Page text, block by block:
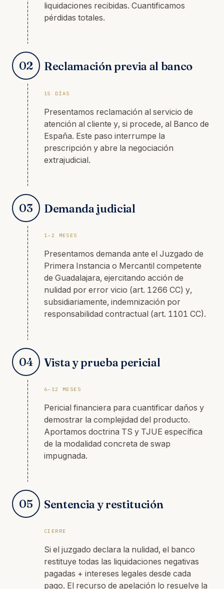
liquidaciones recibidas. Cuantificamos
pérdidas totales.
02 Reclamación previa al banco
15 DÍAS
Presentamos reclamación al servicio de
atención al cliente y, si procede, al Banco de
España. Este paso interrumpe la
prescripción y abre la negociación
extrajudicial.
03 Demanda judicial
1–2 MESES
Presentamos demanda ante el Juzgado de
Primera Instancia o Mercantil competente
de Guadalajara, ejercitando acción de
nulidad por error vicio (art. 1266 CC) y,
subsidiariamente, indemnización por
responsabilidad contractual (art. 1101 CC).
04 Vista y prueba pericial
6–12 MESES
Pericial financiera para cuantificar daños y
demostrar la complejidad del producto.
Aportamos doctrina TS y TJUE específica
de la modalidad concreta de swap
impugnada.
05 Sentencia y restitución
CIERRE
Si el juzgado declara la nulidad, el banco
restituye todas las liquidaciones negativas
pagadas + intereses legales desde cada
pago. El recurso de apelación lo resuelve la